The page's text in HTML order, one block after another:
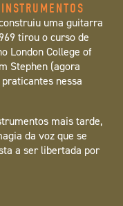
uma guitarra
tirou o curso de
London College of
Stephen (agora
nessa
mais tarde,
da voz que se
a ser libertada por